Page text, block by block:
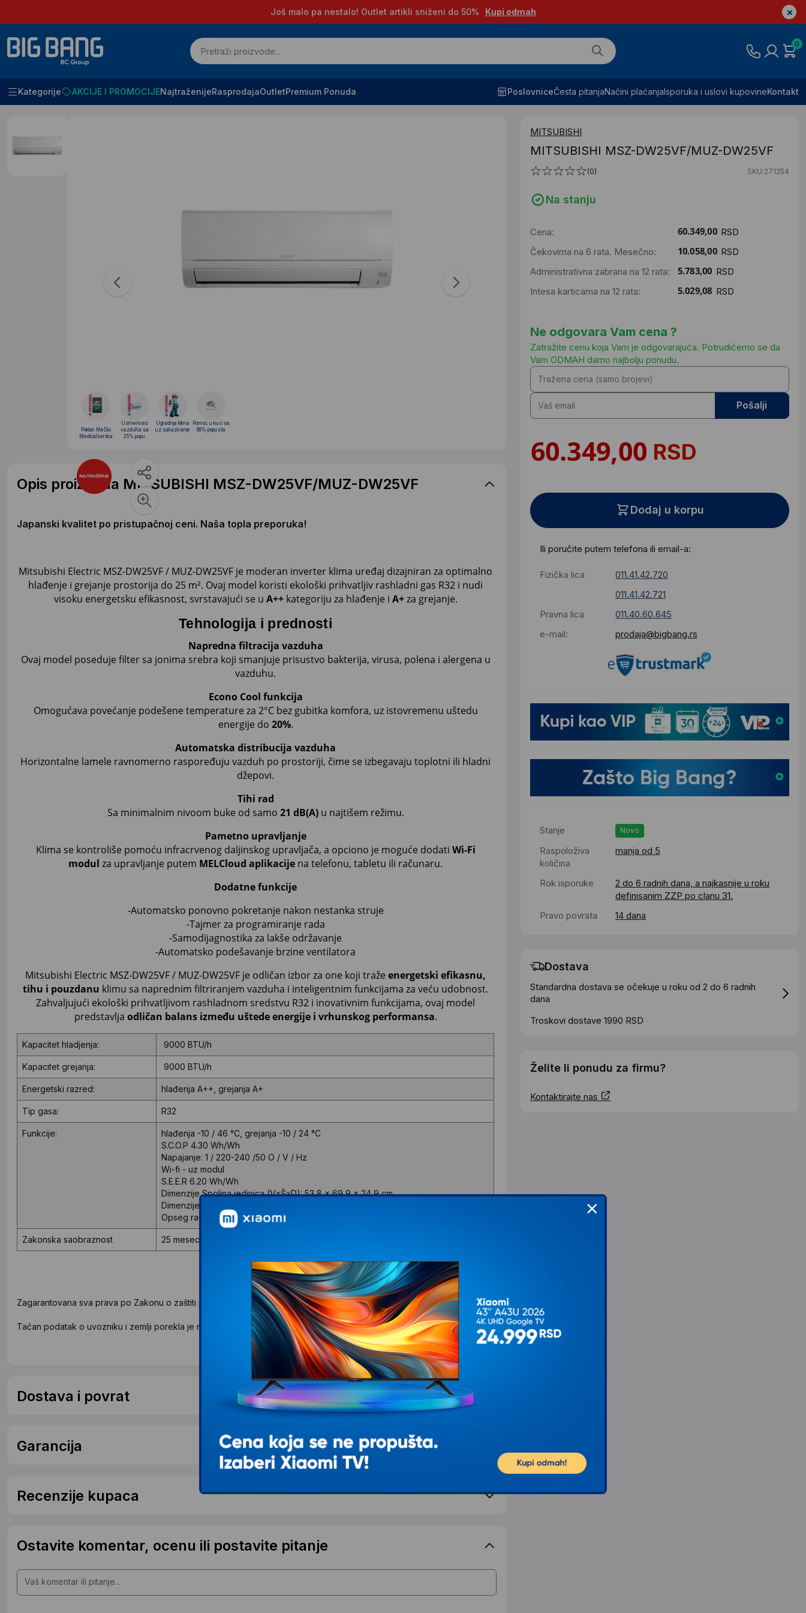
Još malo pa nestalo! Outlet artikli sniženi do 50% Kupi odmah
0
Kategorije AKCIJE I PROMOCIJENajtraženijeRasprodajaOutletPremium Ponuda PoslovniceČesta pitanjaNačini plaćanjaIsporuka i uslovi kupovineKontakt
Početna Klimatizacija i grejanje Klima uredjaji
MITSUBISHI
MITSUBISHI MSZ-DW25VF/MUZ-DW25VF
(0) SKU:271254
Na stanju
Cena:
RSD
Čekovima na 6 rata. Mesečno:
RSD
Administrativna zabrana na 12 rata:
RSD
Intesa karticama na 12 rata:
RSD
Ne odgovara Vam cena ?
Zatražite cenu koja Vam je odgovarajuća. Potrudićemo se da
Vam ODMAH damo najbolju ponudu.
Pošalji
RSD
Dodaj u korpu
Ili poručite putem telefona ili email-a:
Fizička lica
011.41.42.720
011.41.42.721
Pravna lica
011.40.60.645
e-mail:
prodaja@bigbang.rs
Stanje Novo
Raspoloživa
količina
manja od 5
Rok isporuke
2 do 6 radnih dana, a najkasnije u roku
definisanim ZZP po clanu 31.
Pravo povrata
14 dana
Dostava
Standardna dostava se očekuje u roku od 2 do 6 radnih
dana
Troskovi dostave 1990 RSD
Želite li ponudu za firmu?
Kontaktirajte nas
Poklon MeDis
Medical kartica
Usmerivaci
vazduha sa
25% popu
Ugradnja klima
uz zakazivanje
Pomoć u kući sa
88% popusta
Opis proizvoda MITSUBISHI MSZ-DW25VF/MUZ-DW25VF
Japanski kvalitet po pristupačnoj ceni. Naša topla preporuka!
Mitsubishi Electric MSZ-DW25VF / MUZ-DW25VF je moderan inverter klima uređaj dizajniran za optimalno
hlađenje i grejanje prostorija do 25 m². Ovaj model koristi ekološki prihvatljiv rashladni gas R32 i nudi
visoku energetsku efikasnost, svrstavajući se u A++kategoriju za hlađenje i A+za grejanje.
Tehnologija i prednosti
Napredna filtracija vazduha
Ovaj model poseduje filter sa jonima srebra koji smanjuje prisustvo bakterija, virusa, polena i alergena u
vazduhu.
Econo Cool funkcija
Omogućava povećanje podešene temperature za 2°C bez gubitka komfora, uz istovremenu uštedu
energije do 20%.
Automatska distribucija vazduha
Horizontalne lamele ravnomerno raspoređuju vazduh po prostoriji, čime se izbegavaju toplotni ili hladni
džepovi.
Tihi rad
Sa minimalnim nivoom buke od samo 21 dB(A)u najtišem režimu.
Pametno upravljanje
Klima se kontroliše pomoću infracrvenog daljinskog upravljača, a opciono je moguće dodati Wi-Fi
modul za upravljanje putem MELCloud aplikacije na telefonu, tabletu ili računaru.
Dodatne funkcije
-Automatsko ponovno pokretanje nakon nestanka struje
-Tajmer za programiranje rada
-Samodijagnostika za lakše održavanje
-Automatsko podešavanje brzine ventilatora
Mitsubishi Electric MSZ-DW25VF / MUZ-DW25VF je odličan izbor za one koji traže energetski efikasnu,
tihu i pouzdanu klimu sa naprednim filtriranjem vazduha i inteligentnim funkcijama za veću udobnost.
Zahvaljujući ekološki prihvatljivom rashladnom sredstvu R32 i inovativnim funkcijama, ovaj model
predstavlja odličan balans između uštede energije i vrhunskog performansa.
Kapacitet hladjenja: 9000 BTU/h
Kapacitet grejanja: 9000 BTU/h
Energetski razred: hlađenja A++, grejanja A+
Tip gasa: R32
Funkcije:
hlađenja -10 / 46 °C, grejanja -10 / 24 °C
S.C.O.P 4.30 Wh/Wh
Napajanje: 1 / 220-240 /50 O / V / Hz
Wi-fi - uz modul
S.E.E.R 6.20 Wh/Wh
Dimenzije Spoljna jedinica (VxŠxD): 53,8 x 69,9 x 24,9 cm
Dimenzije Unutrasnja jedinica (VxŠxD): 28 х 79,9 х 23,2 cm
Opseg rada
-10 do 46°C
Zakonska saobraznost 25 meseci
Zagarantovana sva prava po Zakonu o zaštiti potrošača.
Tačan podatak o uvozniku i zemlji porekla je naveden na deklaraciji proizvoda.
Dostava i povrat
Garancija
Recenzije kupaca
Ostavite komentar, ocenu ili postavite pitanje